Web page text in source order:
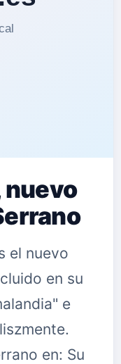
nuevo
el nuevo
en su
e
en: Su